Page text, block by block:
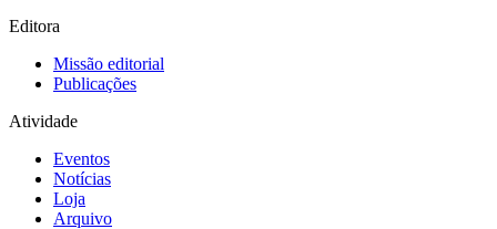
Editora
Missão editorial
Publicações
Atividade
Eventos
Notícias
Loja
Arquivo